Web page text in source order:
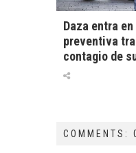
Daza entra
preventiva
contagio de
COMMENTS: